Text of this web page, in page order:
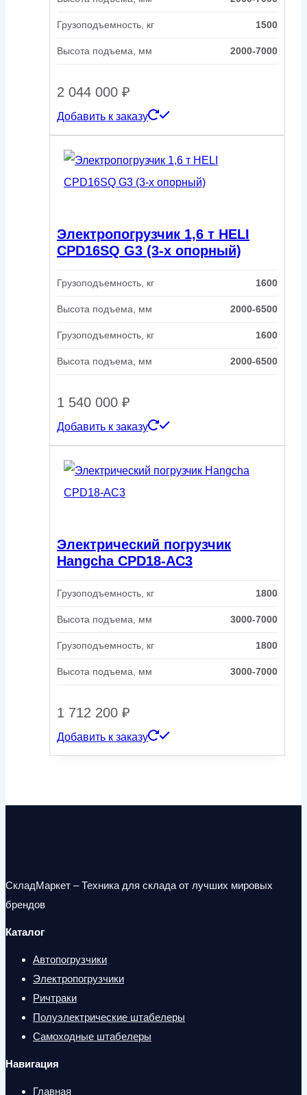
Грузоподъемность, кг 1500
Высота подъема, мм 2000-7000
2 044 000 ₽
Добавить к заказу
Электропогрузчик 1,6 т HELI
CPD16SQ G3 (3-х опорный)
Грузоподъемность, кг 1600
Высота подъема, мм 2000-6500
Грузоподъемность, кг 1600
Высота подъема, мм 2000-6500
1 540 000 ₽
Добавить к заказу
Электрический погрузчик
Hangcha CPD18-AC3
Грузоподъемность, кг 1800
Высота подъема, мм 3000-7000
Грузоподъемность, кг 1800
Высота подъема, мм 3000-7000
1 712 200 ₽
Добавить к заказу
СкладМаркет – Техника для склада от лучших мировых
брендов
Каталог
Автопогрузчики
Электропогрузчики
Ричтраки
Полуэлектрические штабелеры
Самоходные штабелеры
Навигация
Главная